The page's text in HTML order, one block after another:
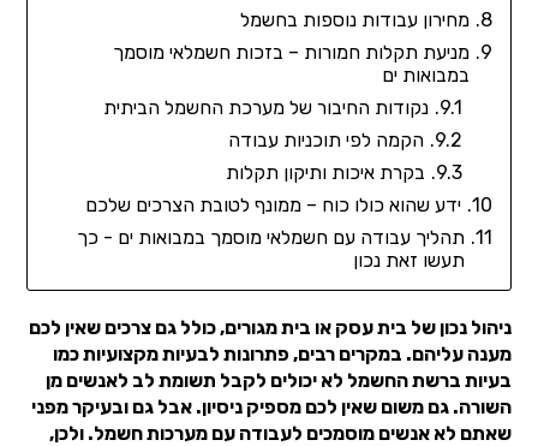
מחירון עבודות נוספות בחשמל
מניעת תקלות חמורות – בזכות חשמלאי מוסמך
במבואות ים
נקודות החיבור של מערכת החשמל הביתית
הקמה לפי תוכניות עבודה
בקרת איכות ותיקון תקלות
ידע שהוא כולו כוח – ממונף לטובת הצרכים שלכם
תהליך עבודה עם חשמלאי מוסמך במבואות ים - כך
תעשו זאת נכון
ניהול נכון של בית עסק או בית מגורים, כולל גם צרכים שאין לכם
מענה עליהם. במקרים רבים, פתרונות לבעיות מקצועיות כמו
בעיות ברשת החשמל לא יכולים לקבל תשומת לב לאנשים מן
השורה. גם משום שאין לכם מספיק ניסיון. אבל גם ובעיקר מפני
שאתם לא אנשים מוסמכים לעבודה עם מערכות חשמל. ולכן,